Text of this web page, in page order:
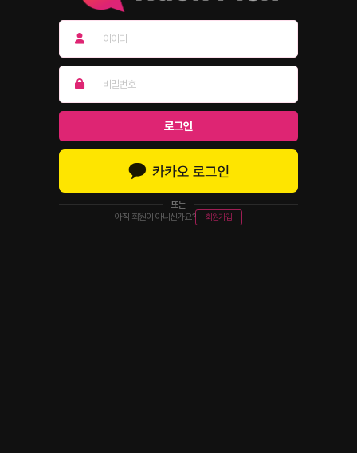
아이디
비밀번호
로그인
또는
아직 회원이 아니신가요?
회원가입